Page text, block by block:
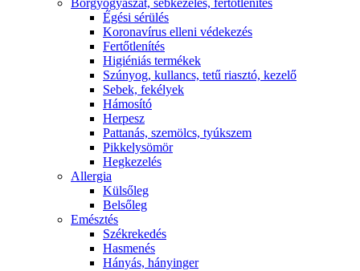
Bőrgyógyászat, sebkezelés, fertőtlenítes
É́gési sérülés
Koronavírus elleni védekezés
Fertőtlenítés
Higiéniás termékek
Szúnyog, kullancs, tetű riasztó, kezelő
Sebek, fekélyek
Hámosító
Herpesz
Pattanás, szemölcs, tyúkszem
Pikkelysömör
Hegkezelés
Allergia
Külsőleg
Belsőleg
Emésztés
Székrekedés
Hasmenés
Hányás, hányinger